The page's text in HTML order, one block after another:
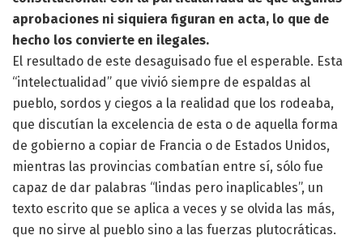
aprobaciones ni siquiera figuran en acta, lo que de
hecho los convierte en ilegales.
El resultado de este desaguisado fue el esperable. Esta
“intelectualidad” que vivió siempre de espaldas al
pueblo, sordos y ciegos a la realidad que los rodeaba,
que discutían la excelencia de esta o de aquella forma
de gobierno a copiar de Francia o de Estados Unidos,
mientras las provincias combatían entre sí, sólo fue
capaz de dar palabras “lindas pero inaplicables”, un
texto escrito que se aplica a veces y se olvida las más,
que no sirve al pueblo sino a las fuerzas plutocráticas.